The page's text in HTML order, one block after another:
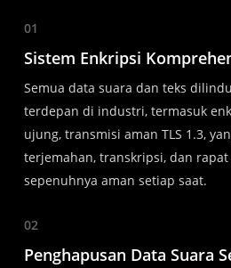
01
Sistem Enkripsi
Semua data suara dan teks
terdepan di industri, termasuk
ujung, transmisi aman TLS 1.3,
terjemahan, transkripsi, dan
sepenuhnya aman setiap saat.
02
Penghapusan Data Suara